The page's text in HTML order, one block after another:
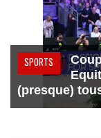
SPORTS
(presque)